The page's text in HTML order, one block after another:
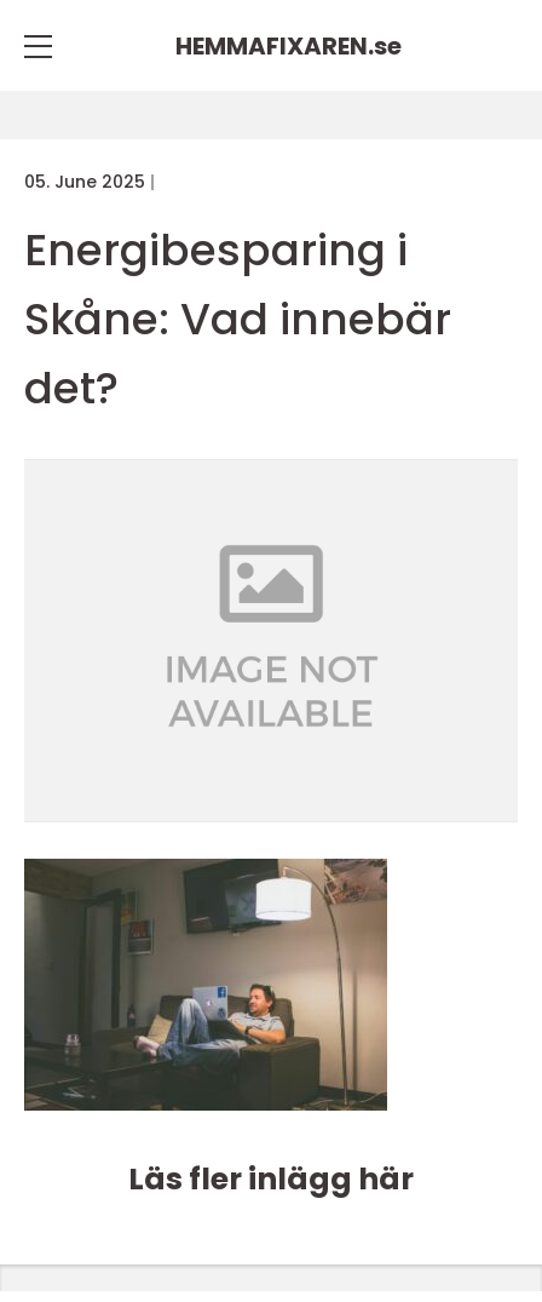
HEMMAFIXAREN.se
05. June 2025
Energibesparing i
Skåne: Vad innebär
det?
Läs fler inlägg här